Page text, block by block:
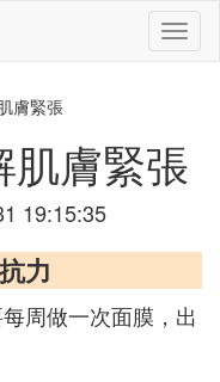
切
換
膚緊張
肌膚緊張
19:15:35
力
周做一次面膜，出